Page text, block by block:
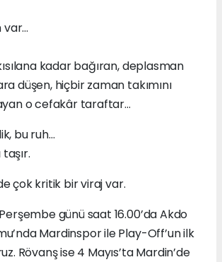
var…
kadar bağıran, deplasman
düşen, hiçbir zaman takımını
o cefakâr taraftar…
bu ruh…
çok kritik bir viraj var.
günü saat 16.00’da Akdo
Mardinspor ile Play-Off’un ilk
Rövanş ise 4 Mayıs’ta Mardin’de